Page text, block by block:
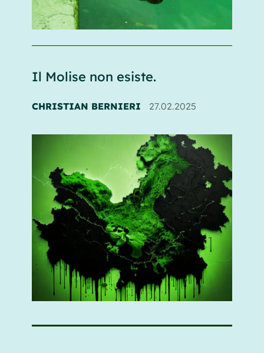
Il Molise non esiste.
CHRISTIAN BERNIERI 27.02.2025